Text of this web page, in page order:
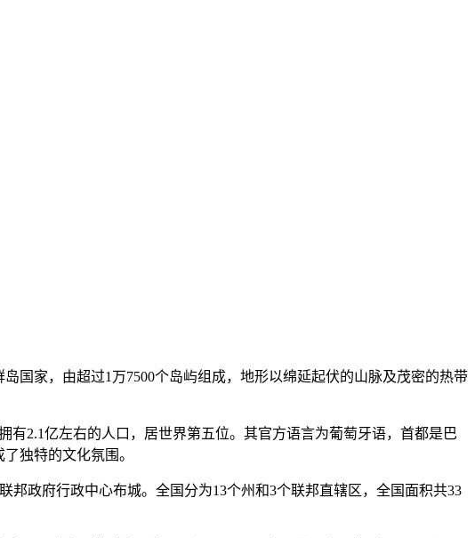
家，由超过1万7500个岛屿组成，地形以绵延起伏的山脉及茂密的热带
2.1亿左右的人口，居世界第五位。其官方语言为葡萄牙语，首都是巴
独特的文化氛围。
政府行政中心布城。全国分为13个州和3个联邦直辖区，全国面积共33